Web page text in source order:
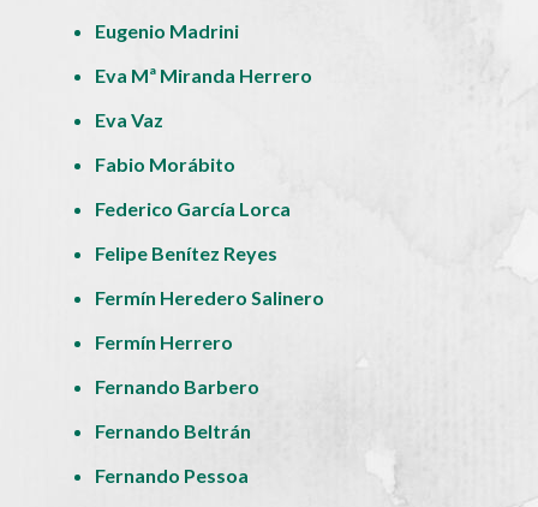
Eugenio Madrini
Eva Mª Miranda Herrero
Eva Vaz
Fabio Morábito
Federico García Lorca
Felipe Benítez Reyes
Fermín Heredero Salinero
Fermín Herrero
Fernando Barbero
Fernando Beltrán
Fernando Pessoa